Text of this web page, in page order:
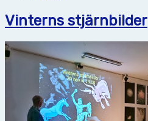
Vinterns stjärnbilder